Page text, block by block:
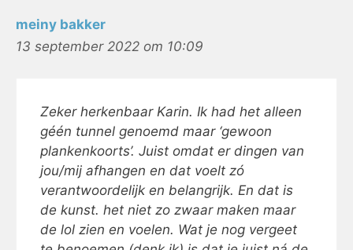
meiny bakker
13 september 2022 om 10:09
Zeker herkenbaar Karin. Ik had het alleen
géén tunnel genoemd maar ‘gewoon
plankenkoorts’. Juist omdat er dingen van
jou/mij afhangen en dat voelt zó
verantwoordelijk en belangrijk. En dat is
de kunst. het niet zo zwaar maken maar
de lol zien en voelen. Wat je nog vergeet